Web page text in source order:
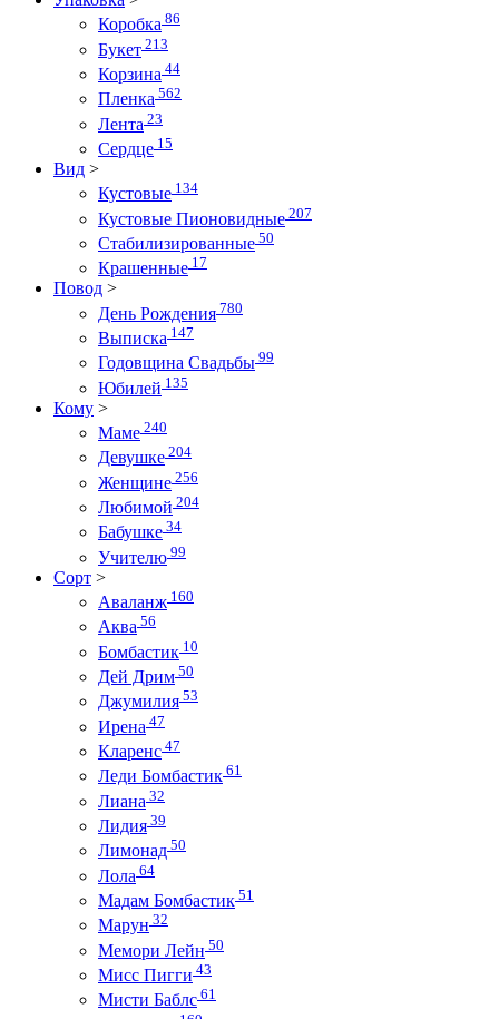
Коробка 86
Букет 213
Корзина 44
Пленка 562
Лента 23
Сердце 15
Вид >
Кустовые 134
Кустовые Пионовидные 207
Стабилизированные 50
Крашенные 17
Повод >
День Рождения 780
Выписка 147
Годовщина Свадьбы 99
Юбилей 135
Кому >
Маме 240
Девушке 204
Женщине 256
Любимой 204
Бабушке 34
Учителю 99
Сорт >
Аваланж 160
Аква 56
Бомбастик 10
Дей Дрим 50
Джумилия 53
Ирена 47
Кларенс 47
Леди Бомбастик 61
Лиана 32
Лидия 39
Лимонад 50
Лола 64
Мадам Бомбастик 51
Марун 32
Мемори Лейн 50
Мисс Пигги 43
Мисти Баблс 61